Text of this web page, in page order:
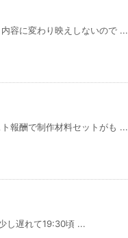
容に変わり映えしないので ...
報酬で制作材料セットがも ...
し遅れて19:30頃 ...